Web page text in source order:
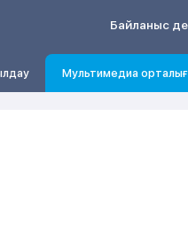
Байланыс
Мультимедиа